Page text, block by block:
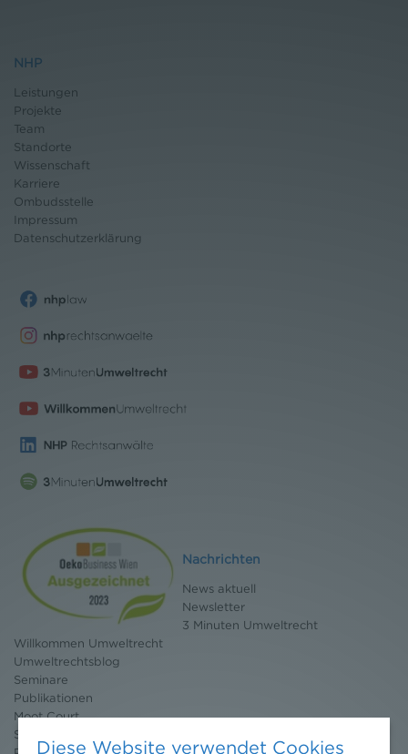
NHP
Leistungen
Projekte
Team
Standorte
Wissenschaft
Karriere
Ombudsstelle
Impressum
Datenschutzerklärung
Nachrichten
News aktuell
Newsletter
3 Minuten Umweltrecht
Willkommen Umweltrecht
Umweltrechtsblog
Seminare
Publikationen
Moot Court
Stipendium
Diese Website verwendet Cookies